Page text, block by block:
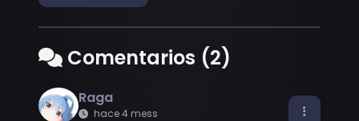
Comentarios (2)
Raga
hace 4 mess